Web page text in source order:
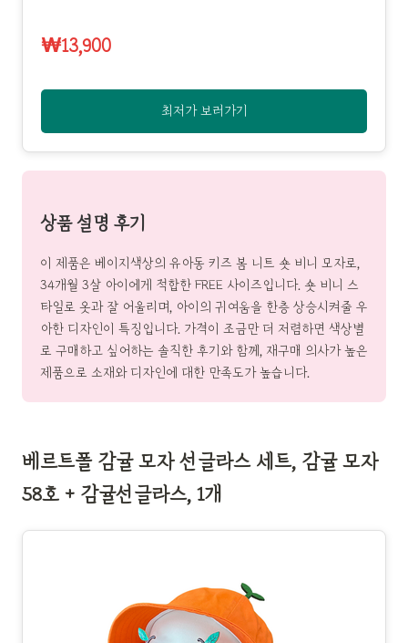
₩13,900
최저가 보러가기
상품 설명 후기
이 제품은 베이지색상의 유아동 키즈 봄 니트 숏 비니 모자로,
34개월 3살 아이에게 적합한 FREE 사이즈입니다. 숏 비니 스
타일로 옷과 잘 어울리며, 아이의 귀여움을 한층 상승시켜줄 우
아한 디자인이 특징입니다. 가격이 조금만 더 저렴하면 색상별
로 구매하고 싶어하는 솔직한 후기와 함께, 재구매 의사가 높은
제품으로 소재와 디자인에 대한 만족도가 높습니다.
베르트폴 감귤 모자 선글라스 세트, 감귤 모자
58호 + 감귤선글라스, 1개